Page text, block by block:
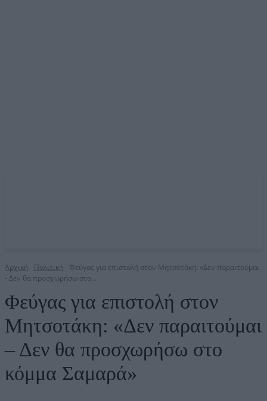
Αρχική Πολιτική
Φεύγας για επιστολή στον Μητσοτάκη: «Δεν παραιτούμαι
- Δεν θα προσχωρήσω στο...
Φεύγας για επιστολή στον
Μητσοτάκη: «Δεν παραιτούμαι
– Δεν θα προσχωρήσω στο
κόμμα Σαμαρά»